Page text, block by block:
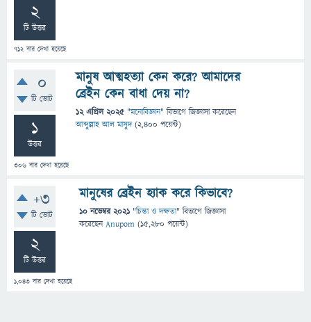
2
টি উত্তর
712বার দেখা হয়েছে
0
টি ভোট
1
উত্তর
306 বার দেখা হয়েছে
মানুষ আত্মহত্যা কেন করে? আমাদের
ব্রেইন কেন বাধা দেয় না?
12 এপ্রিল 2025 "মনোবিজ্ঞান" বিভাগে জিজ্ঞাসাকরেছেন
আব্দুল্লাহ আল মাসুদ (2,400 পয়েন্ট)
+3
টি ভোট
2
টি উত্তর
1,043 বার দেখা হয়েছে
মানুষের ব্রেইন হ্যাক করে কিভাবে?
10 নভেম্বর 2021 "চিন্তা ও দক্ষতা" বিভাগে জিজ্ঞাসা
করেছেনAnupom (15,280 পয়েন্ট)